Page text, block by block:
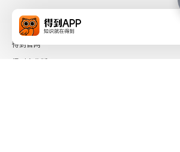
2.早期基督教史学的最初探索
3.基督教教会史学范型的确立
相关链接：
得到官网